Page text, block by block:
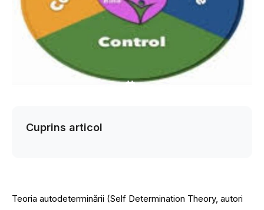
Cuprins articol
Teoria autodeterminării (Self Determination Theory, autori